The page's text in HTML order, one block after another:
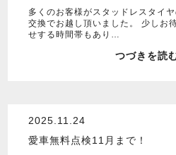
多くのお客様がスタッドレスタイ
交換でお越し頂いました。 少しお
せする時間帯もあり…
つづきを読
2025.11.24
愛車無料点検11月まで！